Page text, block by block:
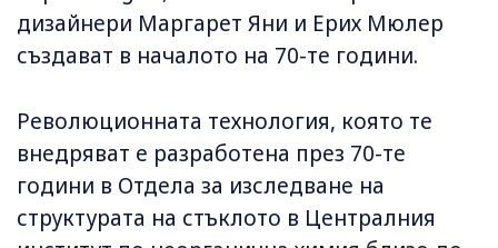
дизайнери Маргарет Яни и Ерих Мюлер
създават в началото на 70-те години.
Революционната технология, която те
внедряват е разработена през 70-те
години в Отдела за изследване на
структурата на стъклото в Централния